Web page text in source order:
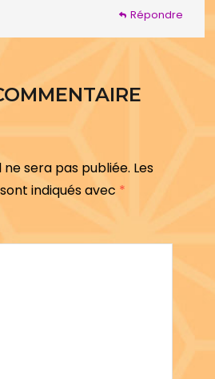
Répondre
sera pas publiée. Les
indiqués avec *